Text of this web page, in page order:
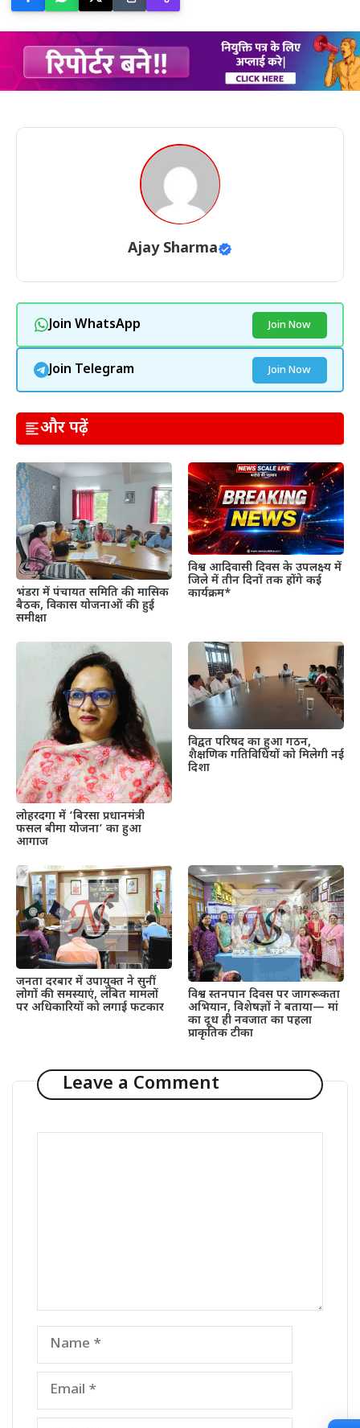
Ajay Sharma
Join WhatsApp Join Now
Join Telegram Join Now
और पढ़ें
भंडरा में पंचायत समिति की मासिक
बैठक, विकास योजनाओं की हुई
समीक्षा
विश्व आदिवासी दिवस के उपलक्ष्य में
जिले में तीन दिनों तक होंगे कई
कार्यक्रम*
लोहरदगा में ‘बिरसा प्रधानमंत्री
फसल बीमा योजना’ का हुआ
आगाज
विद्वत परिषद का हुआ गठन,
शैक्षणिक गतिविधियों को मिलेगी नई
दिशा
जनता दरबार में उपायुक्त ने सुनीं
लोगों की समस्याएं, लंबित मामलों
पर अधिकारियों को लगाई फटकार
विश्व स्तनपान दिवस पर जागरूकता
अभियान, विशेषज्ञों ने बताया— मां
का दूध ही नवजात का पहला
प्राकृतिक टीका
Leave a Comment
Name
Email